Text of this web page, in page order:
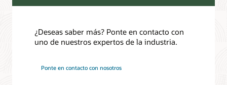
¿Deseas saber más? Ponte en contacto con
uno de nuestros expertos de la industria.
Ponte en contacto con nosotros